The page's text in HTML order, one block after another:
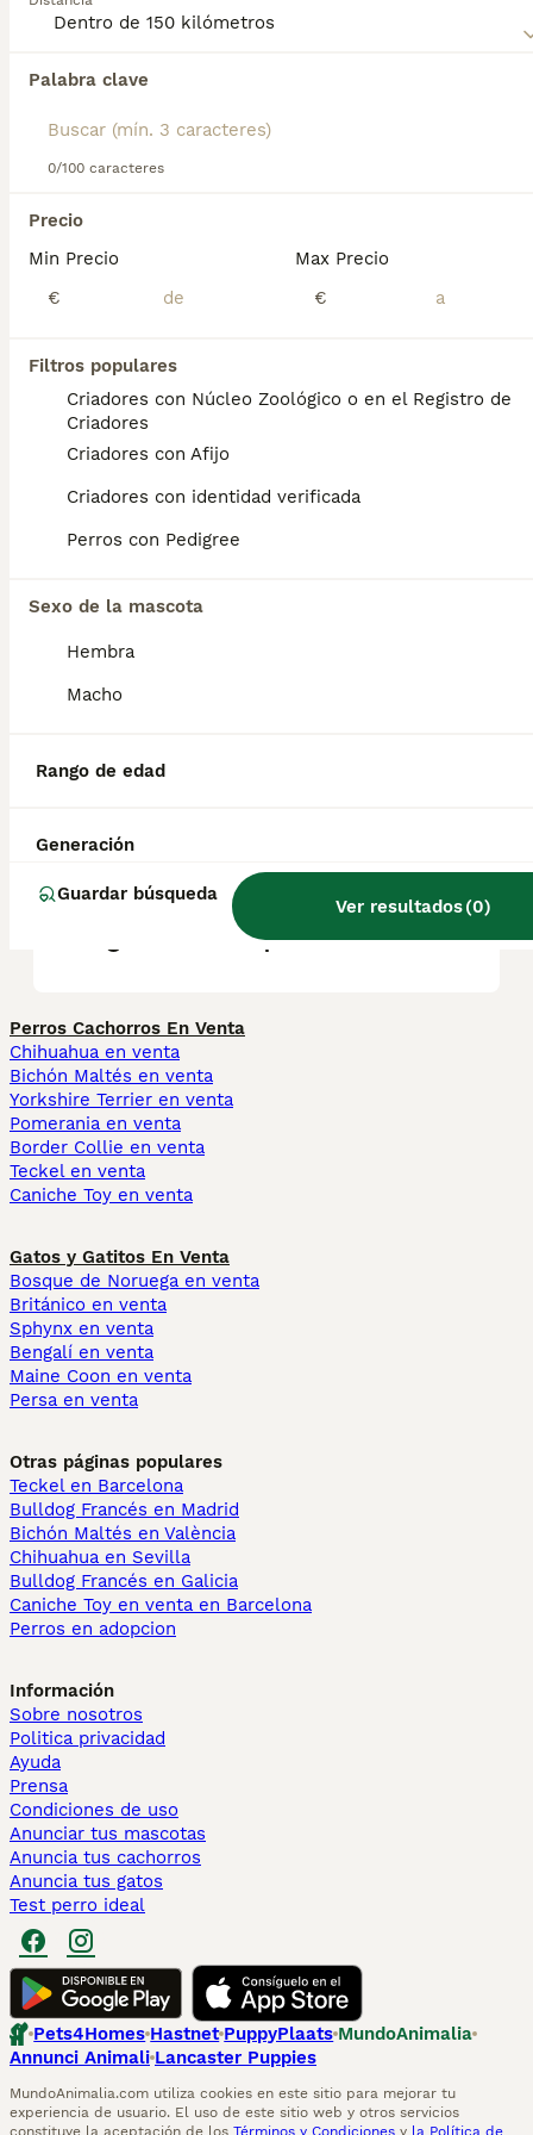
Palabra clave
0/100 caracteres
Precio
Min Precio
€
Max Precio
€
Filtros populares
Criadores con Núcleo Zoológico o en el Registro de
Criadores
Criadores con Afijo
Criadores con identidad verificada
Perros con Pedigree
Sexo de la mascota
Hembra
Macho
Rango de edad
Generación
Guardar búsqueda
Ver resultados(0)
Encontramos 0 Dogo Argentino Perros en
Si deseas exactamente esta búsqueda guarda tu
búsqueda y espera el resultado perfecto:
Preguntas frecuentes
¿Dogo Argentino es
agresivo?
A pesar de su apariencia imponente, son
generalmente amigables y cariñosos con sus
propietarios y pueden ser muy afectuosos.
Es esencial destacar que el Dogo Argentino
¿Cómo se comporta el Dogo
Argentino con los niños?
¿Es legal tener un Dogo
Argentino en España?
Perros Cachorros En Venta
Chihuahua en venta
Bichón Maltés en venta
Yorkshire Terrier en venta
Pomerania en venta
Border Collie en venta
Teckel en venta
Caniche Toy en venta
Gatos y Gatitos En Venta
Bosque de Noruega en venta
Británico en venta
Sphynx en venta
Bengalí en venta
Maine Coon en venta
Persa en venta
Otras páginas populares
Teckel en Barcelona
Bulldog Francés en Madrid
Bichón Maltés en València
Chihuahua en Sevilla
Bulldog Francés en Galicia
Caniche Toy en venta en Barcelona
Perros en adopcion
Información
Sobre nosotros
Politica privacidad
Ayuda
Prensa
Condiciones de uso
Anunciar tus mascotas
Anuncia tus cachorros
Anuncia tus gatos
Test perro ideal
Pets4Homes Hastnet PuppyPlaats MundoAnimalia
Annunci Animali Lancaster Puppies
MundoAnimalia.com utiliza cookies en este sitio para mejorar tu
experiencia de usuario. El uso de este sitio web y otros servicios